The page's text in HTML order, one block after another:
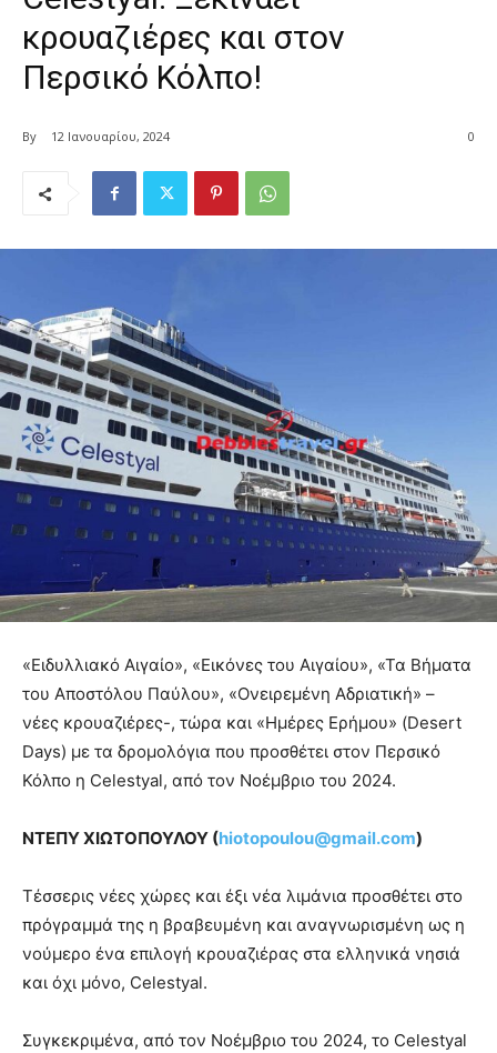
κρουαζιέρες και στον
Περσικό Κόλπο!
By 12 Ιανουαρίου, 2024 0
«Ειδυλλιακό Αιγαίο», «Εικόνες του Αιγαίου», «Τα Βήματα
του Αποστόλου Παύλου», «Ονειρεμένη Αδριατική» –
νέες κρουαζιέρες-, τώρα και «Ημέρες Ερήμου» (Desert
Days) με τα δρομολόγια που προσθέτει στον Περσικό
Κόλπο η Celestyal, από τον Νοέμβριο του 2024.
ΝΤΕΠΥ ΧΙΩΤΟΠΟΥΛΟΥ (hiotopoulou@gmail.com)
Τέσσερις νέες χώρες και έξι νέα λιμάνια προσθέτει στο
πρόγραμμά της η βραβευμένη και αναγνωρισμένη ως η
νούμερο ένα επιλογή κρουαζιέρας στα ελληνικά νησιά
και όχι μόνο, Celestyal.
Συγκεκριμένα, από τον Νοέμβριο του 2024, το Celestyal